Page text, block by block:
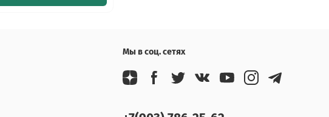
Мы в соц. сетях